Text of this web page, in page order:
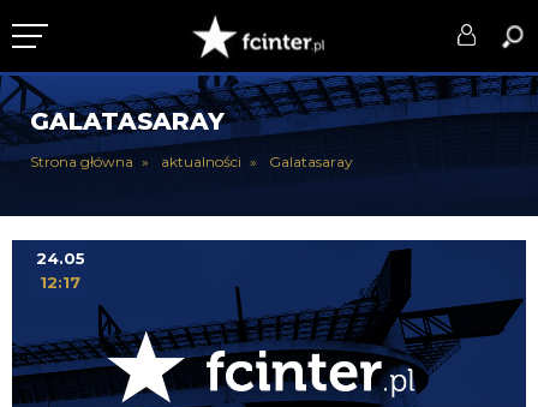
KLUB
DRUŻYNA
PUCHARY
DLA TIFOSICH
SERWIS
GALATASARAY
Strona główna aktualności Galatasaray
24.05
12:17